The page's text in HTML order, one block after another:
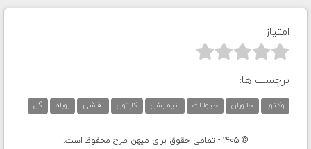
امتیاز:



برچسب ها:
وکتور جانوران حیوانات انیمیشن کارتون نقاشی روباه گل
© 1405 - تمامی حقوق برای میهن طرح محفوظ است.